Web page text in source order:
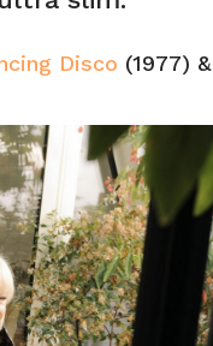
Disco (1977) &